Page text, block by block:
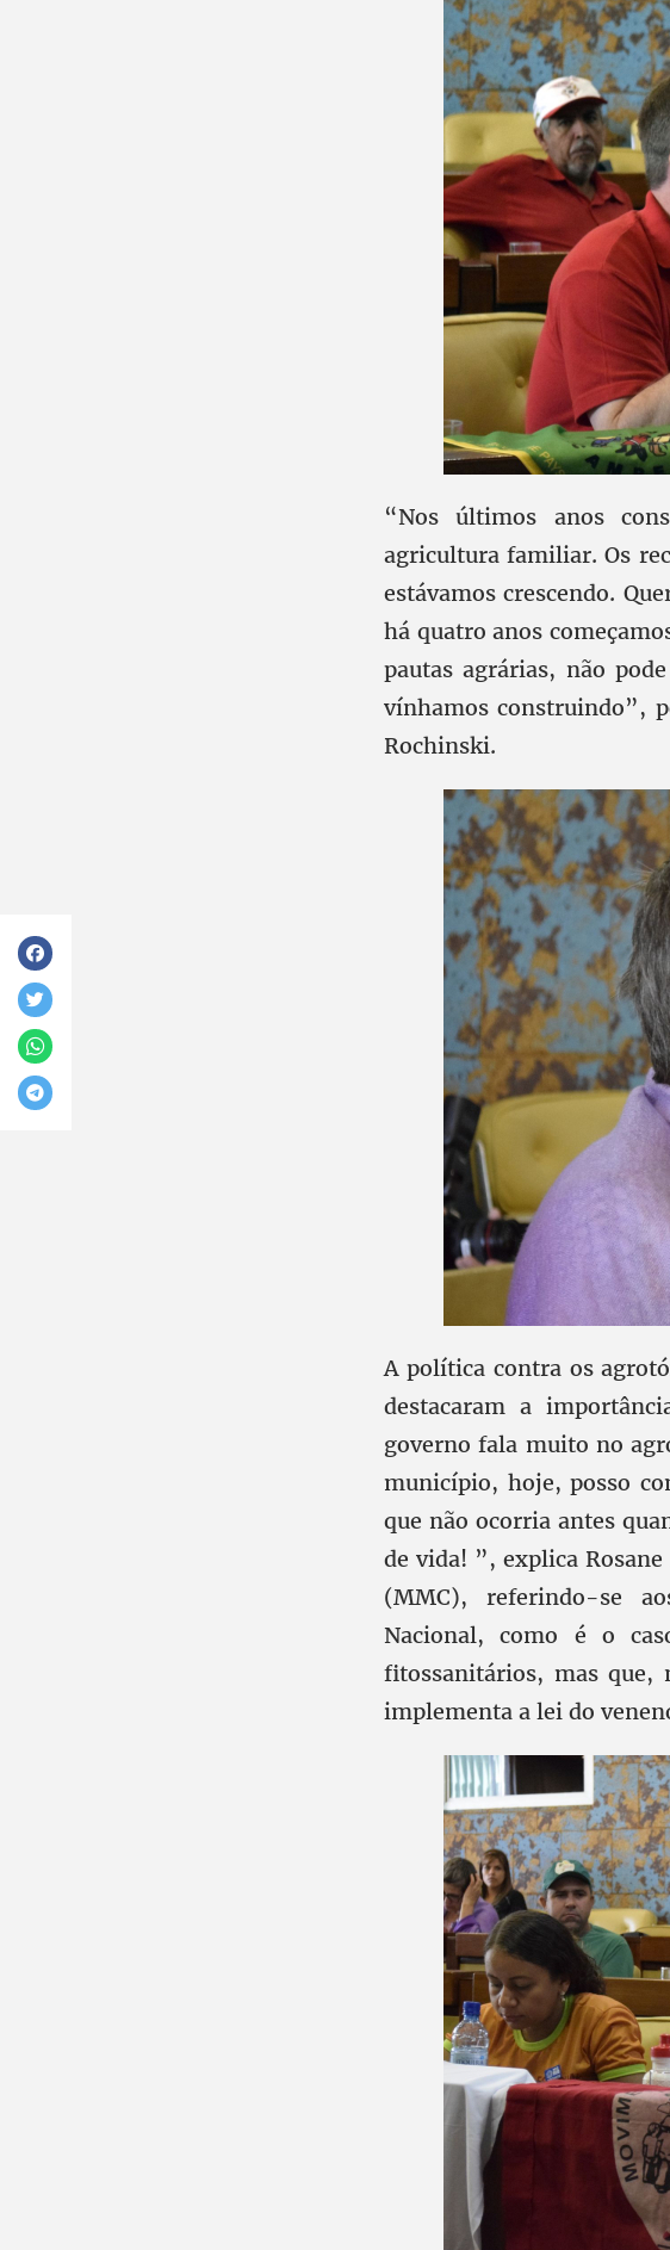
“Nos últimos anos
agricultura familiar. Os
estávamos crescendo.
há quatro anos
pautas agrárias, não
vínhamos construindo”,
Rochinski.
A política contra os
destacaram a
governo fala muito no
município, hoje, posso
que não ocorria antes
de vida! ”, explica
(MMC), referindo-se
Nacional, como é o
fitossanitários, mas que,
implementa a lei do